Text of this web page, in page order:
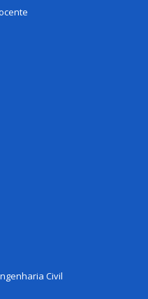
Civil